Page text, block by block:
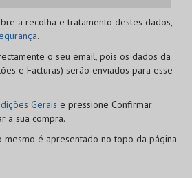
a recolha e tratamento destes dados,
.
o seu email, pois os dados da
e Facturas) serão enviados para esse
Gerais e pressione Confirmar
a sua compra.
mesmo é apresentado no topo da página.